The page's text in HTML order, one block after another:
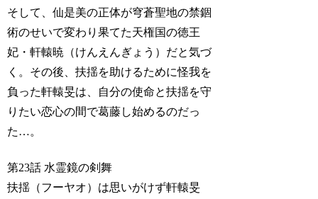
そして、仙是美の正体が穹蒼聖地の禁錮
術のせいで変わり果てた天権国の徳王
妃・軒轅暁（けんえんぎょう）だと気づ
く。その後、扶揺を助けるために怪我を
負った軒轅旻は、自分の使命と扶揺を守
りたい恋心の間で葛藤し始めるのだっ
た…。
第23話 水霊鏡の剣舞
扶揺（フーヤオ）は思いがけず軒轅旻